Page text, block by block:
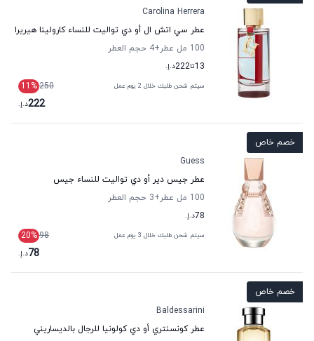
Carolina Herrera
عطر سي اتش ال أو دي تواليت للنساء كارولينا هيريرا
100 مل عطر
+4
حجم العطر
13تا222د.إ.
سيتم شحن طلبك خلال 2 يوم عمل 250
11 %
222د.إ.
خصم خاص
Guess
عطر جيس دير أو دي تواليت للنساء جيس
100 مل عطر
+3
حجم العطر
78د.إ.
سيتم شحن طلبك خلال 3 يوم عمل 98
20%
78د.إ.
خصم خاص
Baldessarini
عطر كونسنتري أو دي كولونيا للرجال بالديساريني